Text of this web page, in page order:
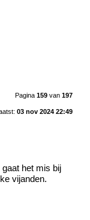
Pagina 159van 197
03 nov 2024 22:49
het mis bij
vijanden.